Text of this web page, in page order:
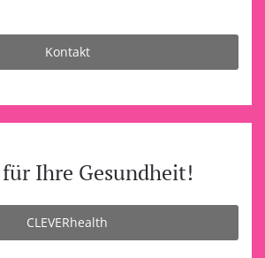
Kontakt
Ihre Gesundheit!
CLEVERhealth